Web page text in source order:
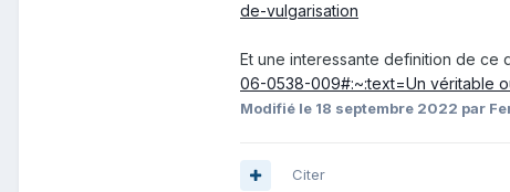
de-vulgarisation
Et une interessante definition de ce
06-0538-009#:~:text=Un véritable
Modifié le 18 septembre 2022 par
Citer